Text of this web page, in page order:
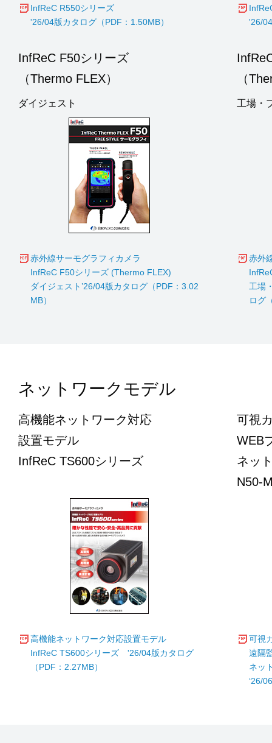
InfReC R550シリーズ
'26/04版カタログ（PDF：1.50MB）
'26/
InfReC F50シリーズ
（Thermo FLEX）
ダイジェスト
赤外線サーモグラフィカメラ
InfReC F50シリーズ (Thermo FLEX)
ダイジェスト’26/04版カタログ（PDF：3.02
MB）
（
工場・
赤外
工場
ログ
ネットワークモデル
高機能ネットワーク対応
設置モデル
InfReC TS600シリーズ
高機能ネットワーク対応設置モデル
InfReC TS600シリーズ '26/04版カタログ
（PDF：2.27MB）
可視
WEB
ネッ
N50-
可視
遠隔
ネッ
‘26/